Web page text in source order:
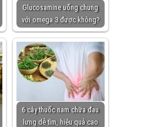
Glucosamine uống chung
với omega 3 được không?
6 cây thuốc nam chữa đau
lưng dễ tìm, hiệu quả cao